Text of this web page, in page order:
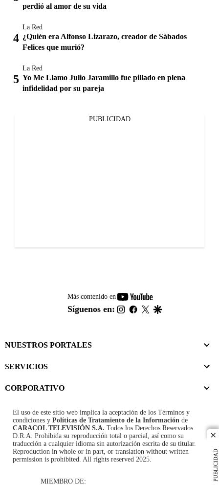
PUBLICIDAD
perdió al amor de su vida
La Red
¿Quién era Alfonso Lizarazo, creador de Sábados
Felices que murió?
La Red
Yo Me Llamo Julio Jaramillo fue pillado en plena
infidelidad por su pareja
PUBLICIDAD
Más contenido en
youtube-
footer
Síguenos en: instagram
facebook
twitter
NUESTROS PORTALES
SERVICIOS
CORPORATIVO
El uso de este sitio web implica la aceptación de los Términos y
condiciones y Políticas de Tratamiento de la Información de
CARACOL TELEVISIÓN S.A. Todos los Derechos Reservados
D.R.A. Prohibida su reproducción total o parcial, así como su
traducción a cualquier idioma sin autorización escrita de su titular.
Reproduction in whole or in part, or translation without written
permission is prohibited. All rights reserved 2025.
MIEMBRO DE: